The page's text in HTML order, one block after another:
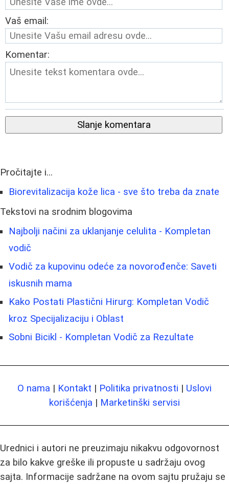
Vaš email:
Komentar:
Slanje komentara
Pročitajte i...
Biorevitalizacija kože lica - sve što treba da znate
Tekstovi na srodnim blogovima
Najbolji načini za uklanjanje celulita - Kompletan
vodič
Vodič za kupovinu odeće za novorođenče: Saveti
iskusnih mama
Kako Postati Plastični Hirurg: Kompletan Vodič
kroz Specijalizaciju i Oblast
Sobni Bicikl - Kompletan Vodič za Rezultate
O nama | Kontakt | Politika privatnosti | Uslovi
korišćenja | Marketinški servisi
Urednici i autori ne preuzimaju nikakvu odgovornost
za bilo kakve greške ili propuste u sadržaju ovog
sajta. Informacije sadržane na ovom sajtu pružaju se